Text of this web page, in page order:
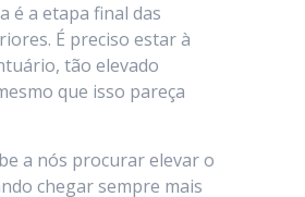
é a etapa final das
É preciso estar à
tão elevado
que isso pareça
a nós procurar elevar o
chegar sempre mais